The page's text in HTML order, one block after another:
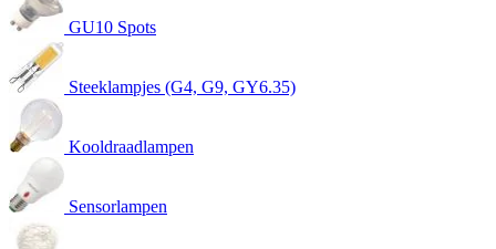
GU10 Spots
Steeklampjes (G4, G9, GY6.35)
Kooldraadlampen
Sensorlampen